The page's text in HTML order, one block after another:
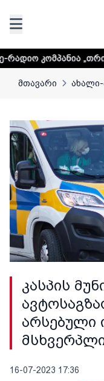
„თრიალეთს! -
მთავარი ახალი-
კასპის
არსებული
16-07-2023 17:36